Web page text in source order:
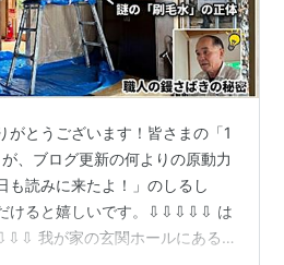
がとうございます！皆さまの「1
、ブログ更新の何よりの原動力
も読みに来たよ！」のしるし
けると嬉しいです。⇩⇩⇩⇩⇩ は
我が家の玄関ホールにある